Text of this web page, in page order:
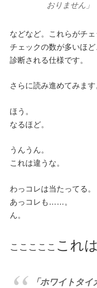
おりません」
などなど。これらがチ
チェックの数が多いほ
診断される仕様です。
さらに読み進めてみます
ほう。
なるほど。
うんうん。
これは違うな。
わっコレは当たってる。
あっコレも……。
ん。
こここここ これ
「ホワイトタ